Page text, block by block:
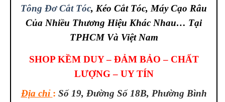
Tông Đơ Cắt Tóc, Kéo Cắt Tóc, Máy Cạo Râu
Của Nhiều Thương Hiệu Khác Nhau… Tại
TPHCM Và Việt Nam
SHOP KỀM DUY – ĐẢM BẢO – CHẤT
LƯỢNG – UY TÍN
Địa chỉ : Số 19, Đường Số 18B, Phường Bình